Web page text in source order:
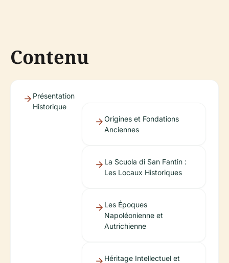
Contenu
Présentation
Historique
Origines et Fondations
Anciennes
La Scuola di San Fantin :
Les Locaux Historiques
Les Époques
Napoléonienne et
Autrichienne
Héritage Intellectuel et